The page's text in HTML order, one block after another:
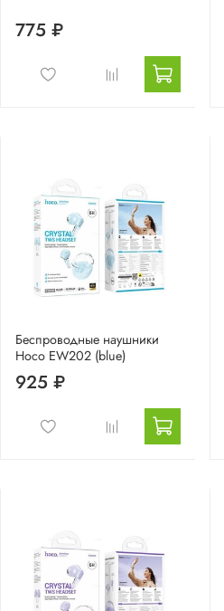
775 ₽
Беспроводные наушники
Hoco EW202 (blue)
925 ₽